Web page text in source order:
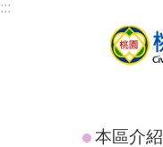
跳到主要內容區塊
:::
本區介紹